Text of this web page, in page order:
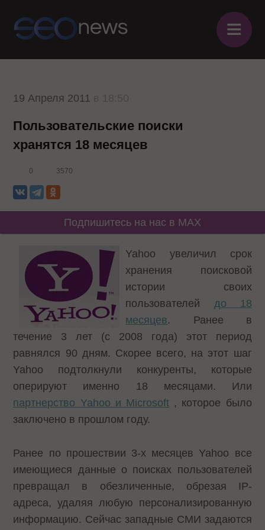
≡
19 Апреля 2011
Пользовательские поиски
хранятся 18 месяцев
0 3570
Подпишитесь на нас в MAX
Yahoo увеличил срок
хранения поисковой
истории своих
пользователей до 18
месяцев. Ранее в
течение 3 лет (с 2008 года) этот период
равнялся 90 дням. Скорее всего, на этот шаг
Yahoo подтолкнули конкуренты, которые
оперируют именно 18 месяцами. Или
партнерство Yahoo и Microsoft , которое было
заключено в прошлом году.
Ранее по прошествии 3-х месяцев Yahoo все
имеющиеся данные о поисках пользователей
превращал в обезличенные, обрезая IP-
адреса, удаляя любую персонализированную
информацию. Сейчас западные СМИ задаются